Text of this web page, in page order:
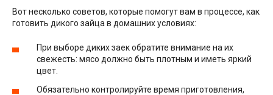
Вот несколько советов, которые помогут вам в процессе, как
готовить дикого зайца в домашних условиях:
При выборе диких заек обратите внимание на их
свежесть: мясо должно быть плотным и иметь яркий
цвет.
Обязательно контролируйте время приготовления,